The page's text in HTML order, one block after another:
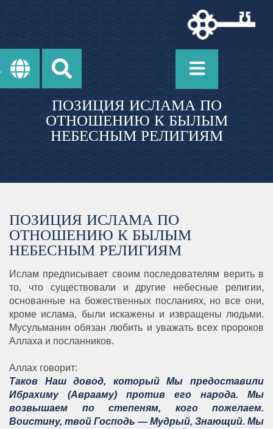
ПОЗИЦИЯ ИСЛАМА ПО
ОТНОШЕНИЮ К БЫЛЫМ
НЕБЕСНЫМ РЕЛИГИЯМ
ПОЗИЦИЯ ИСЛАМА ПО
ОТНОШЕНИЮ К БЫЛЫМ
НЕБЕСНЫМ РЕЛИГИЯМ
Ислам предписывает своим последователям верить в
то, что существовали и другие небесные религии,
основанные на божественных посланиях, но все они,
кроме ислама, были искажены и извращены людьми.
Мусульманин обязан любить и уважать всех пророков
Аллаха и посланников.
Аллах говорит:
Таков Наш довод, который Мы предоставили
Ибрахиму (Аврааму) против его народа. Мы
возвышаем по степеням, кого пожелаем.
Воистину, твой Господь — Мудрый, Знающий. Мы